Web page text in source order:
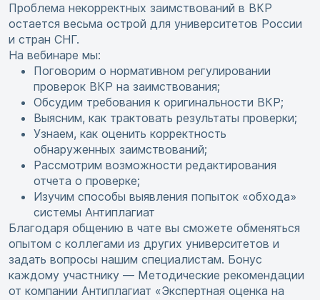
Проблема некорректных заимствований в ВКР
остается весьма острой для университетов России
и стран СНГ.
На вебинаре мы:
Поговорим о нормативном регулировании
проверок ВКР на заимствования;
Обсудим требования к оригинальности ВКР;
Выясним, как трактовать результаты проверки;
Узнаем, как оценить корректность
обнаруженных заимствований;
Рассмотрим возможности редактирования
отчета о проверке;
Изучим способы выявления попыток «обхода»
системы Антиплагиат
Благодаря общению в чате вы сможете обменяться
опытом с коллегами из других университетов и
задать вопросы нашим специалистам. Бонус
каждому участнику — Методические рекомендации
от компании Антиплагиат «Экспертная оценка на